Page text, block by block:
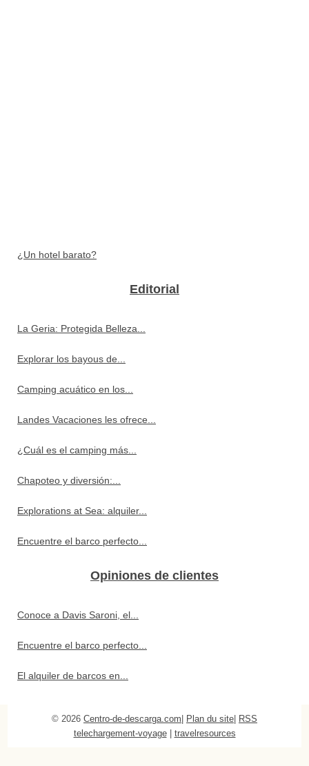
¿Un hotel barato?
Editorial
La Geria: Protegida Belleza...
Explorar los bayous de...
Camping acuático en los...
Landes Vacaciones les ofrece...
¿Cuál es el camping más...
Chapoteo y diversión:...
Explorations at Sea: alquiler...
Encuentre el barco perfecto...
Opiniones de clientes
Conoce a Davis Saroni, el...
Encuentre el barco perfecto...
El alquiler de barcos en...
© 2026 Centro-de-descarga.com Plan du site RSS
telechargement-voyage| travelresources